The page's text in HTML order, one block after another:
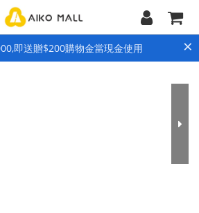
即送贈$200購物金當現金使用 ×